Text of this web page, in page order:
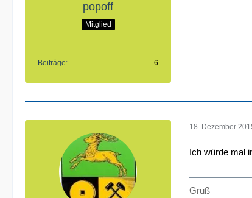
popoff
Mitglied
Beiträge 6
18. Dezember
Ich würde mal
Gruß